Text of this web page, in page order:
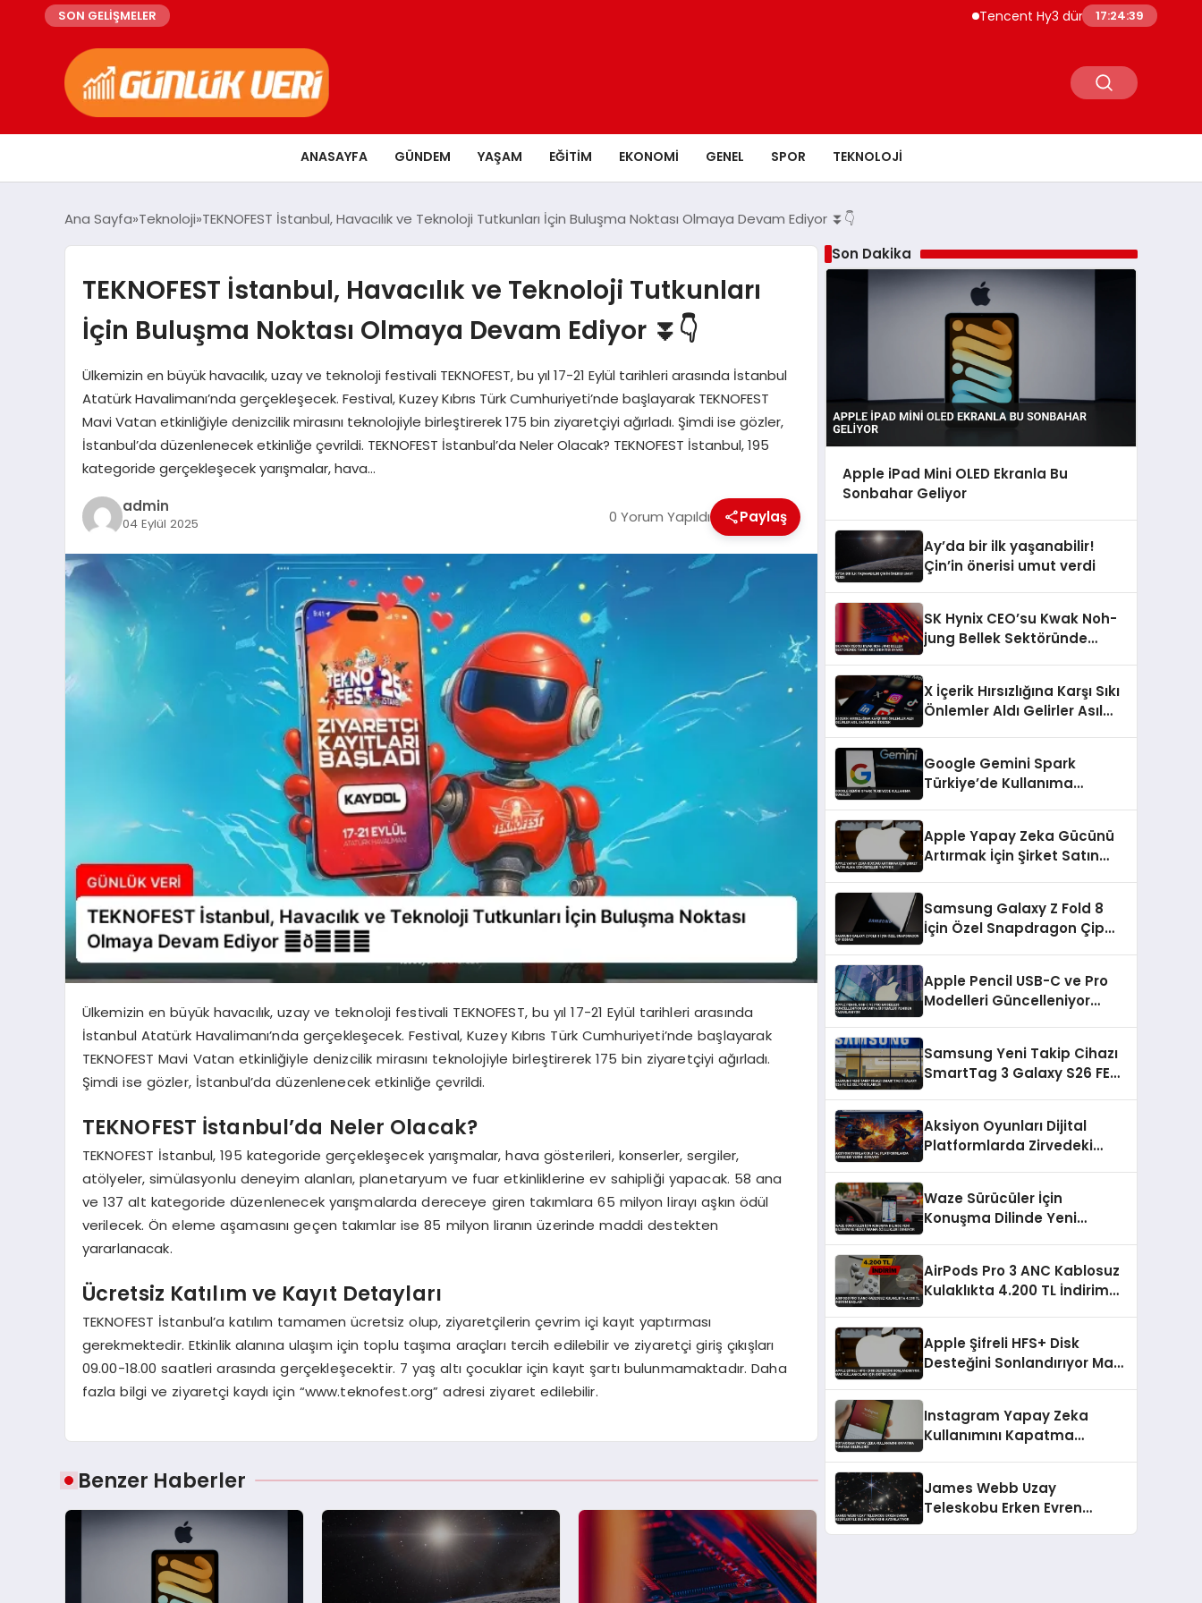
SON GELİŞMELER Tencent Hy3 dünya genelinde
17:24:40
ANASAYFA GÜNDEM YAŞAM EĞITIM EKONOMI GENEL SPOR TEKNOLOJI
Ana Sayfa Teknoloji TEKNOFEST İstanbul, Havacılık ve Teknoloji Tutkunları İçin Buluşma Noktası Olmaya Devam Ediyor ⏬👇
TEKNOFEST İstanbul, Havacılık ve Teknoloji Tutkunları
İçin Buluşma Noktası Olmaya Devam Ediyor ⏬👇
Ülkemizin en büyük havacılık, uzay ve teknoloji festivali TEKNOFEST, bu yıl 17-21 Eylül tarihleri arasında İstanbul
Atatürk Havalimanı’nda gerçekleşecek. Festival, Kuzey Kıbrıs Türk Cumhuriyeti’nde başlayarak TEKNOFEST
Mavi Vatan etkinliğiyle denizcilik mirasını teknolojiyle birleştirerek 175 bin ziyaretçiyi ağırladı. Şimdi ise gözler,
İstanbul’da düzenlenecek etkinliğe çevrildi. TEKNOFEST İstanbul’da Neler Olacak? TEKNOFEST İstanbul, 195
kategoride gerçekleşecek yarışmalar, hava…
admin
04 Eylül 2025 0 Yorum Yapıldı Paylaş
Ülkemizin en büyük havacılık, uzay ve teknoloji festivali TEKNOFEST, bu yıl 17-21 Eylül tarihleri arasında
İstanbul Atatürk Havalimanı’nda gerçekleşecek. Festival, Kuzey Kıbrıs Türk Cumhuriyeti’nde başlayarak
TEKNOFEST Mavi Vatan etkinliğiyle denizcilik mirasını teknolojiyle birleştirerek 175 bin ziyaretçiyi ağırladı.
Şimdi ise gözler, İstanbul’da düzenlenecek etkinliğe çevrildi.
TEKNOFEST İstanbul’da Neler Olacak?
TEKNOFEST İstanbul, 195 kategoride gerçekleşecek yarışmalar, hava gösterileri, konserler, sergiler,
atölyeler, simülasyonlu deneyim alanları, planetaryum ve fuar etkinliklerine ev sahipliği yapacak. 58 ana
ve 137 alt kategoride düzenlenecek yarışmalarda dereceye giren takımlara 65 milyon lirayı aşkın ödül
verilecek. Ön eleme aşamasını geçen takımlar ise 85 milyon liranın üzerinde maddi destekten
yararlanacak.
Ücretsiz Katılım ve Kayıt Detayları
TEKNOFEST İstanbul’a katılım tamamen ücretsiz olup, ziyaretçilerin çevrim içi kayıt yaptırması
gerekmektedir. Etkinlik alanına ulaşım için toplu taşıma araçları tercih edilebilir ve ziyaretçi giriş çıkışları
09.00-18.00 saatleri arasında gerçekleşecektir. 7 yaş altı çocuklar için kayıt şartı bulunmamaktadır. Daha
fazla bilgi ve ziyaretçi kaydı için “www.teknofest.org” adresi ziyaret edilebilir.
Benzer Haberler
Son Dakika
Apple iPad Mini OLED Ekranla Bu
Sonbahar Geliyor
Ay’da bir ilk yaşanabilir!
Çin’in önerisi umut verdi
SK Hynix CEO’su Kwak Noh-
jung Bellek Sektöründe
X İçerik Hırsızlığına Karşı Sıkı
Önlemler Aldı Gelirler Asıl
Google Gemini Spark
Türkiye’de Kullanıma
Apple Yapay Zeka Gücünü
Artırmak İçin Şirket Satın
Samsung Galaxy Z Fold 8
İçin Özel Snapdragon Çip
Apple Pencil USB-C ve Pro
Modelleri Güncelleniyor
Samsung Yeni Takip Cihazı
SmartTag 3 Galaxy S26 FE
Aksiyon Oyunları Dijital
Platformlarda Zirvedeki
Waze Sürücüler İçin
Konuşma Dilinde Yeni
AirPods Pro 3 ANC Kablosuz
Kulaklıkta 4.200 TL İndirim
Apple Şifreli HFS+ Disk
Desteğini Sonlandırıyor Mac
Instagram Yapay Zeka
Kullanımını Kapatma
James Webb Uzay
Teleskobu Erken Evren